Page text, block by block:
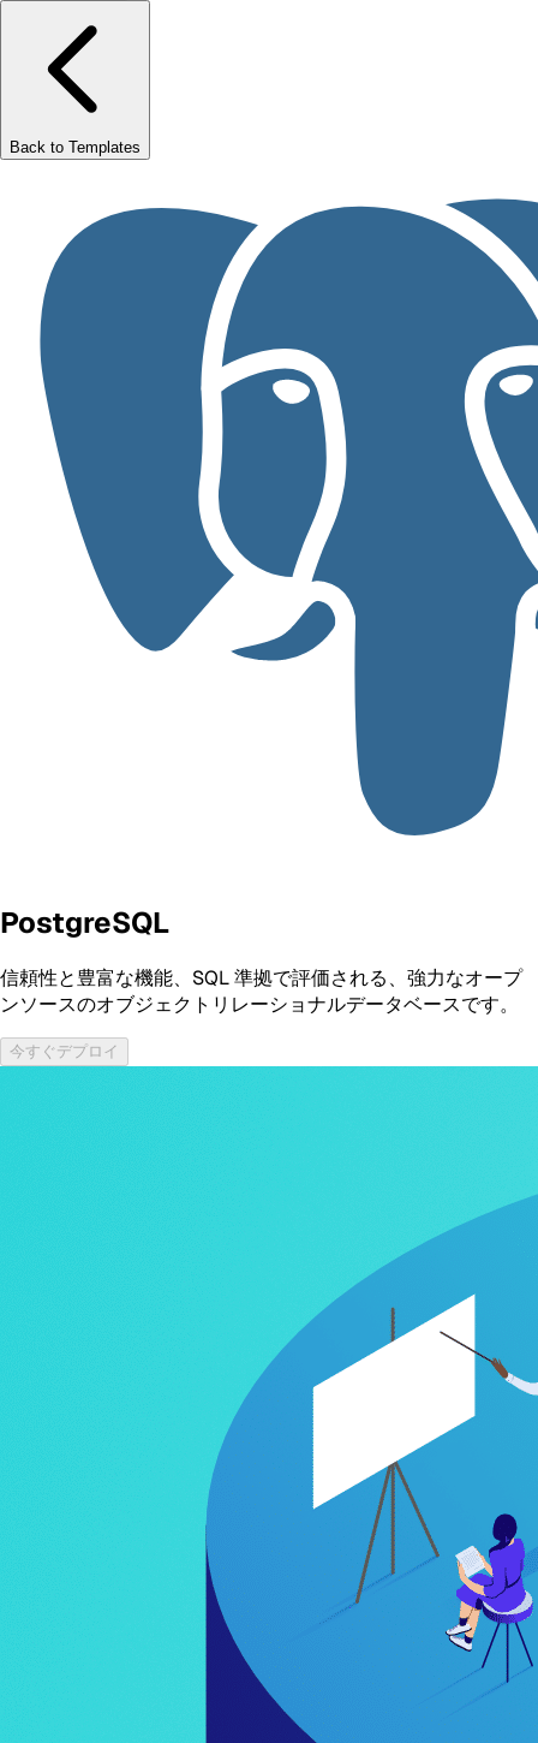
Back to Templates
PostgreSQL
信頼性と豊富な機能、SQL 準拠で評価される、強力なオープ
ンソースのオブジェクトリレーショナルデータベースです。
今すぐデプロイ